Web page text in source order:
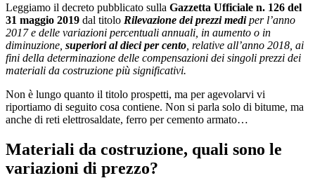
Leggiamo il decreto pubblicato sulla Gazzetta Ufficiale n. 126 del
31 maggio 2019 dal titolo Rilevazione dei prezzi mediper l’anno
2017 e delle variazioni percentuali annuali, in aumento o in
diminuzione, superiori al dieci per cento , relative all’anno 2018, ai
fini della determinazione delle compensazioni dei singoli prezzi dei
materiali da costruzione più significativi.
Non è lungo quanto il titolo prospetti, ma per agevolarvi vi
riportiamo di seguito cosa contiene. Non si parla solo di bitume, ma
anche di reti elettrosaldate, ferro per cemento armato…
Materiali da costruzione, quali sono le
variazioni di prezzo?